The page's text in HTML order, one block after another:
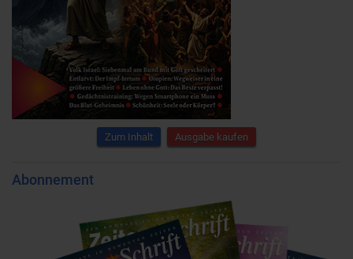
Zum Inhalt Ausgabe kaufen
Abonnement